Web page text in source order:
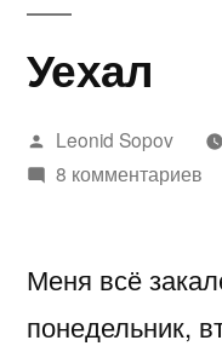
Уехал
Написано
автором
Leonid Sopov
8 комментариев
Меня всё
понедельник,